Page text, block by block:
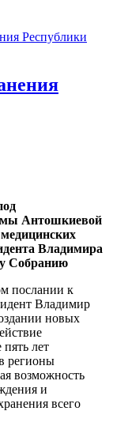
Антошкиевой
Владимира
Собранию
послании к
Владимир
новых
лет
регионы
возможность
и
всего